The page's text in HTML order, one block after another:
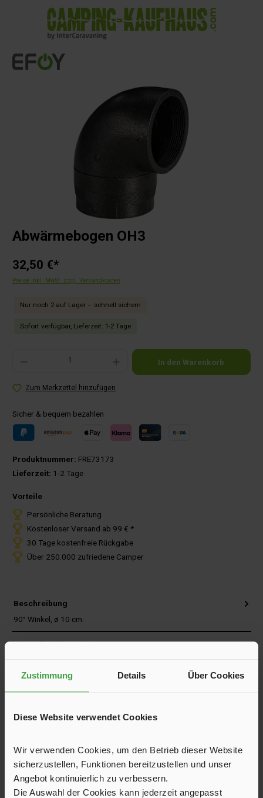
Zustimmung Details Über Cookies
Diese Website verwendet Cookies
Wir verwenden Cookies, um den Betrieb dieser Website
sicherzustellen, Funktionen bereitzustellen und unser
Angebot kontinuierlich zu verbessern.
Die Auswahl der Cookies kann jederzeit angepasst
springen
Abwärmebogen OH3
32,50 €*
Preise inkl. MwSt. zzgl. Versandkosten
Nur noch 2 auf Lager – schnell sichern
Sofort verfügbar, Lieferzeit: 1-2 Tage
Produkt Anzahl: Gib den gewünschten Wert ein oder benutze die Schaltflächen um die
In den Warenkorb
Zum Merkzettel hinzufügen
Sicher & bequem bezahlen
Produktnummer: FRE73173
Lieferzeit: 1-2 Tage
Vorteile
Persönliche Beratung
Kostenloser Versand ab 99 € *
30 Tage kostenfreie Rückgabe
Über 250.000 zufriedene Camper
Beschreibung
90° Winkel, ø 10 cm.
Herstellerinformationen
Produktfragen und Antworten
Trusted Shops Bewertungen
Versand und Service